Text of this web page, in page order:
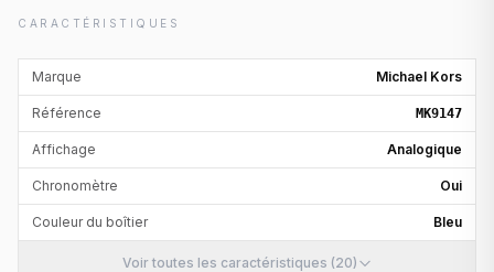
CARACTÉRISTIQUES
Marque Michael Kors
Référence MK9147
Affichage Analogique
Chronomètre Oui
Couleur du boîtier Bleu
Voir toutes les caractéristiques (20)